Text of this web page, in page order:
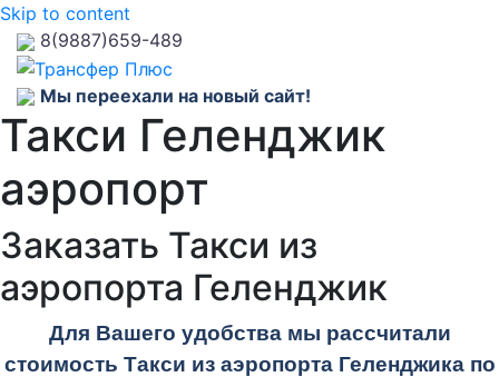
Skip to content
8(9887)659-489
Мы переехали на новый сайт!
Такси Геленджик
аэропорт
Заказать Такси из
аэропорта Геленджик
Для Вашего удобства мы рассчитали
стоимость Такси из аэропорта Геленджика по